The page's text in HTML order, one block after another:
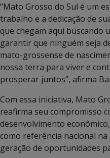
“Mato Grosso do Sul é um
trabalho e a dedicação de
que chegam aqui buscando
garantir que ninguém seja
mato-grossense de
nossa terra para viver e
prosperar juntos”, afirma
Com essa iniciativa, Mato
reafirma seu compromisso
desenvolvimento
como referência nacional
geração de oportunidades